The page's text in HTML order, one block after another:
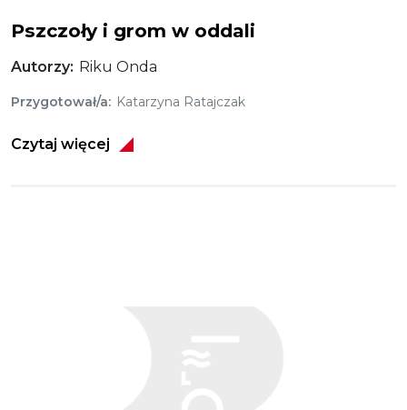
Pszczoły i grom w oddali
Autorzy Riku Onda
Przygotował/a Katarzyna Ratajczak
Czytaj więcej